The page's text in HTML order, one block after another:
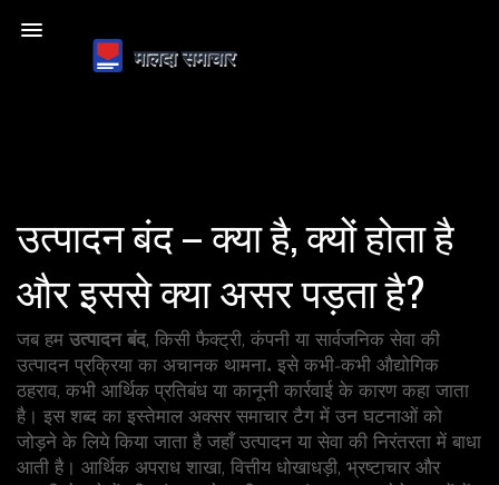
उत्पादन बंद – क्या है, क्यों होता है
और इससे क्या असर पड़ता है?
जब हमउत्पादन बंद, किसी फैक्ट्री, कंपनी या सार्वजनिक सेवा की
उत्पादन प्रक्रिया का अचानक थामना. इसे कभी‑कभी औद्योगिक
ठहराव, कभी आर्थिक प्रतिबंध या कानूनी कार्रवाई के कारण कहा जाता
है। इस शब्द का इस्तेमाल अक्सर समाचार टैग में उन घटनाओं को
जोड़ने के लिये किया जाता है जहाँ उत्पादन या सेवा की निरंतरता में बाधा
आती है। आर्थिक अपराध शाखा, वित्तीय धोखाधड़ी, भ्रष्टाचार और